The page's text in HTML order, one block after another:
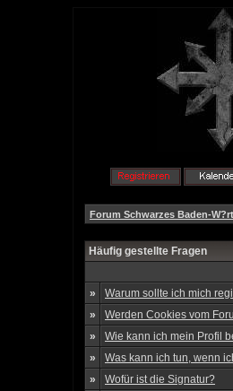
Forum Schwarzes Baden-
Häufig gestellte Fragen
»
Warum sollte ich mich
»
Werden Cookies vom
»
Wie kann ich mein Profil
»
Was kann ich tun, wenn
»
Wofür ist die Signatur?